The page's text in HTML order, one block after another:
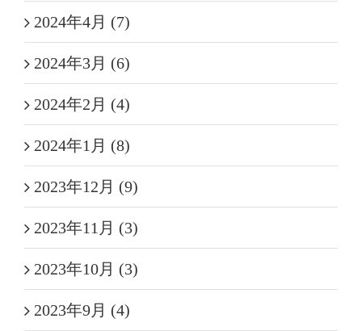
2024年4月 (7)
2024年3月 (6)
2024年2月 (4)
2024年1月 (8)
2023年12月 (9)
2023年11月 (3)
2023年10月 (3)
2023年9月 (4)